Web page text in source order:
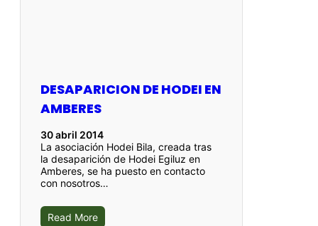
DESAPARICION DE HODEI EN
AMBERES
30 abril 2014
La asociación Hodei Bila, creada tras
la desaparición de Hodei Egiluz en
Amberes, se ha puesto en contacto
con nosotros…
Read More